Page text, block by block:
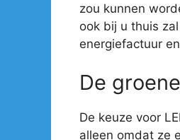
zou kunnen
ook bij u thuis
energiefactuur
De
De keuze voor
alleen omdat ze